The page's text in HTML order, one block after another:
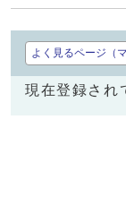
よく見るページ（
現在登録され